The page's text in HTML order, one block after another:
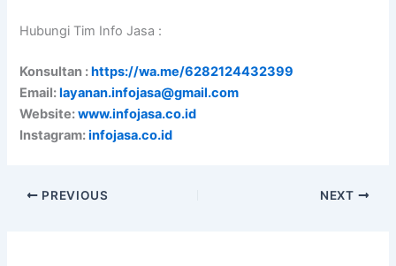
Hubungi Tim Info Jasa :
Konsultan :https://wa.me/6282124432399
Email:layanan.infojasa@gmail.com
Website:www.infojasa.co.id
Instagram:infojasa.co.id
PREVIOUS NEXT